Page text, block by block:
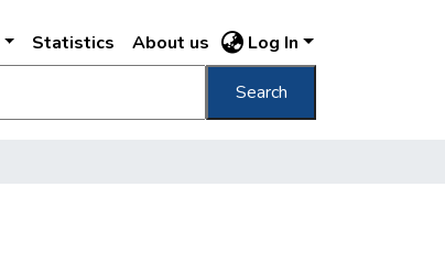
Statistics About us Log In
Search